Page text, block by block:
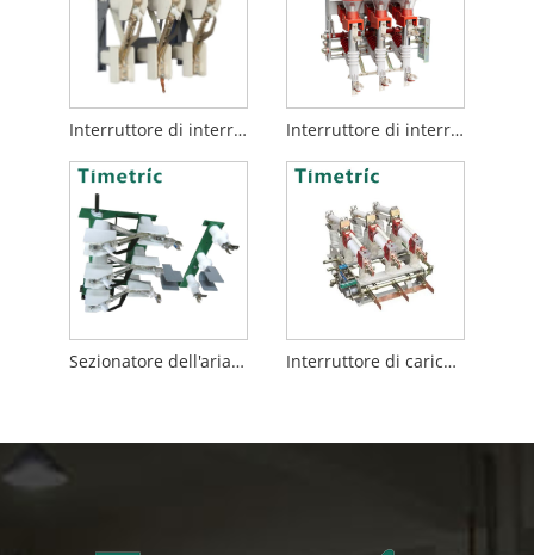
Interruttore di interruzione del carico pneumatico Interruttore di interruzione del carico di tipo pneumatico
Sezionatore dell'aria interna Interruttore di carico a vuoto Hv